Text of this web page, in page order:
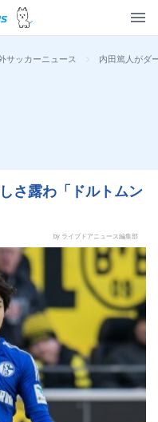
サッカーニュース > 内田篤人がダ
さ露わ「ドルトムン
by ライブドアニュース編集部